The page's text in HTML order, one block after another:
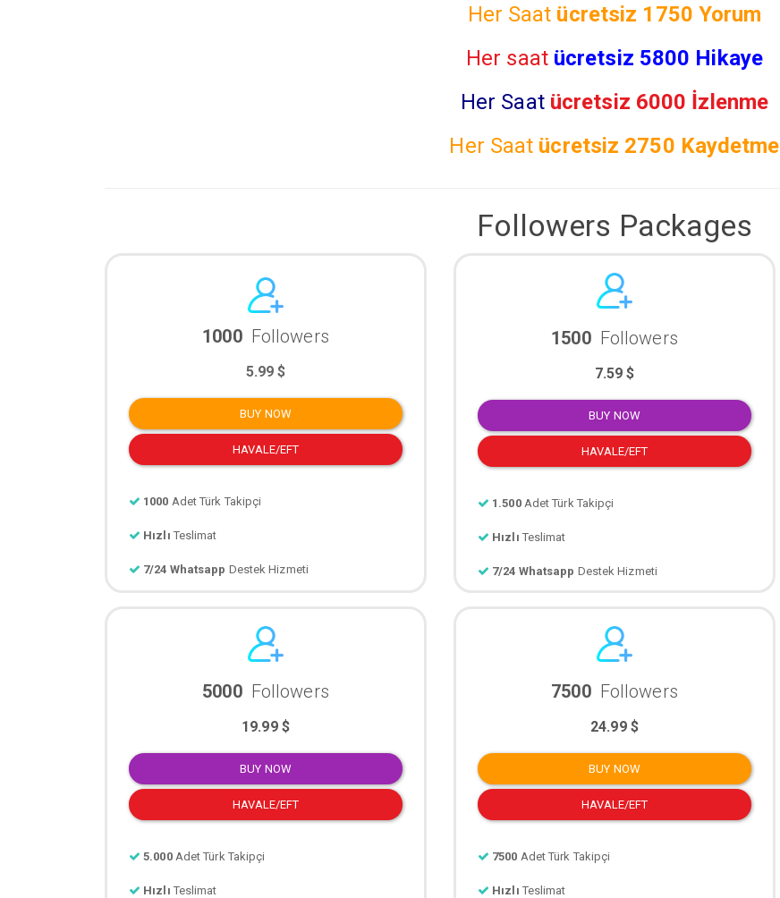
Her Saat ücretsiz 1750 Yorum
Her saat ücretsiz 5800 Hikaye
Her Saat ücretsiz 6000 İzlenme
Her Saat ücretsiz 2750 Kaydetme
Followers Packages
1000 Followers
5.99 $
BUY NOW
HAVALE/EFT
1000 Adet Türk Takipçi
Hızlı Teslimat
7/24 Whatsapp Destek Hizmeti
1500 Followers
7.59 $
BUY NOW
HAVALE/EFT
1.500 Adet Türk Takipçi
Hızlı Teslimat
7/24 Whatsapp Destek Hizmeti
5000 Followers
19.99 $
BUY NOW
HAVALE/EFT
5.000 Adet Türk Takipçi
Hızlı Teslimat
7500 Followers
24.99 $
BUY NOW
HAVALE/EFT
7500 Adet Türk Takipçi
Hızlı Teslimat